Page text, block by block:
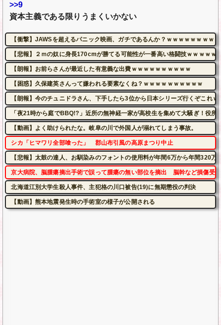
>>9
資本主義である限りうまくいかない
【衝撃】JAWSを超えるパニック映画、ガチであるんか？ｗｗｗｗｗｗｗｗ
【悲報】２ｍの奴に身長170cmが勝てる可能性が一番高い格闘技ｗｗｗｗｗ
【朗報】お前らさんが最近した有意義な出費ｗｗｗｗｗｗｗｗｗｗ
【困惑】久保建英さんって嫌われる要素なくね？ｗｗｗｗｗｗｗｗｗｗ
【朗報】今のチュニドラさん、下手したら3位から日本シリーズ行くぞこれ
「夜21時から庭でBBQ!?」近所の無神経一家が高校生を集めて大騒ぎ！役
【動画】よく助けられたな。岐阜の川で外国人が溺れてしまう事故。
シカ「ヒマワリ全部喰った」 郡山布引風の高原まつり中止
【悲報】太鼓の達人、お馴染みのフォントの使用料が年間6万から年間320万
京大病院、脳腫瘍摘出手術で誤って腫瘍の無い部位を摘出 脳幹など損傷受
北海道江別大学生殺人事件、主犯格の川口被告(19)に無期懲役の判決
【動画】熊本地震発生時の手術室の様子が公開される